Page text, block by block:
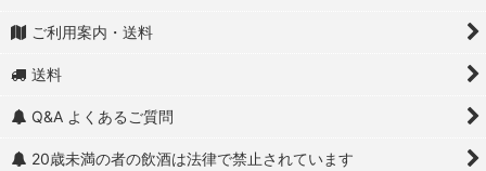
ご利用案内・送料
送料
Q&A よくあるご質問
20歳未満の者の飲酒は法律で禁止されています